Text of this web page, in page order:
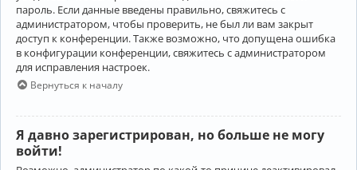
пароль. Если данные введены правильно, свяжитесь с
администратором, чтобы проверить, не был ли вам закрыт
доступ к конференции. Также возможно, что допущена ошибка
в конфигурации конференции, свяжитесь с администратором
для исправления настроек.
Вернуться к началу
Я давно зарегистрирован, но больше не могу
войти!